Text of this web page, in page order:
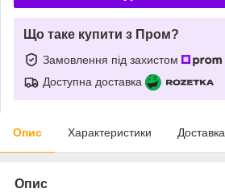
Що таке купити з Пром?
Замовлення під захистом
Доступна доставка
Опис Характеристики Доставка
Опис